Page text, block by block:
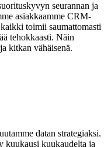
seurannan ja
asiakkaamme CRM-
toimii saumattomasti
tehokkaasti. Näin
kitkan vähäisenä.
datan strategiaksi.
kuukausi kuukaudelta ja